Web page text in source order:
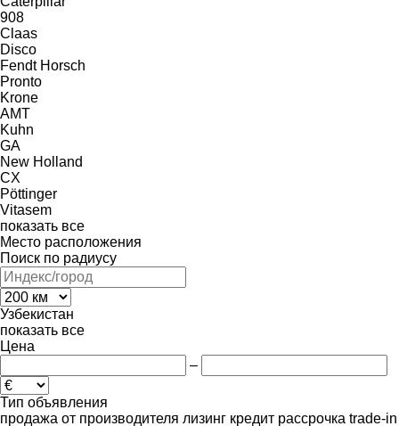
908
Claas
Disco
Fendt Horsch
Pronto
Krone
AMT
Kuhn
GA
New Holland
CX
Pöttinger
Vitasem
показать все
Место расположения
Поиск по радиусу
Узбекистан
показать все
Цена
–
Тип объявления
продажа от производителя лизинг кредит рассрочка trade-in